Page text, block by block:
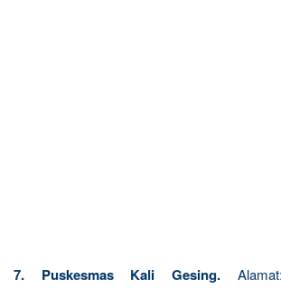
7. Puskesmas Kali Gesing.